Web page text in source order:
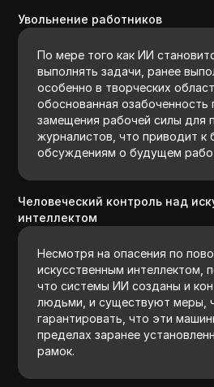
Увольнение работников
По мере того как ИИ
выполнять задачи, ранее
особенно в творческих
обоснованная озабоченность
замещения рабочей силы для
журналистов, что приводит к
обсуждениям о будущем
Человеческий контроль над
интеллектом
Несмотря на опасения по
искусственным интеллектом,
что системы ИИ созданы и
людьми, и существуют меры,
гарантировать, что эти
пределах заранее
рамок.